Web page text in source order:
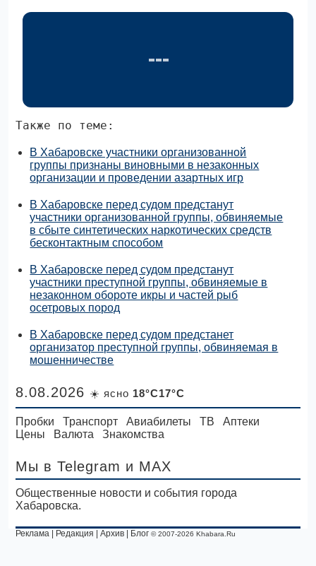
Также по теме:
В Хабаровске участники организованной
группы признаны виновными в незаконных
организации и проведении азартных игр
В Хабаровске перед судом предстанут
участники организованной группы, обвиняемые
в сбыте синтетических наркотических средств
бесконтактным способом
В Хабаровске перед судом предстанут
участники преступной группы, обвиняемые в
незаконном обороте икры и частей рыб
осетровых пород
В Хабаровске перед судом предстанет
организатор преступной группы, обвиняемая в
мошенничестве
8.08.2026 ☀️ ясно 18°C17°C
Пробки Транспорт Авиабилеты ТВ
Аптеки
Цены
Валюта Знакомства
Мы в Telegram и MAX
Общественные новости и события города
Хабаровска.
Реклама Редакция |Архив Блог © 2007-2026 Khabara.Ru